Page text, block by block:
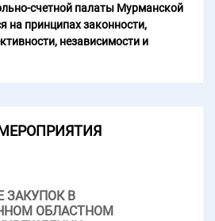
счетной палаты Мурманской
на принципах законности,
независимости и
ЗАКУПОК В
ОБЛАСТНОМ